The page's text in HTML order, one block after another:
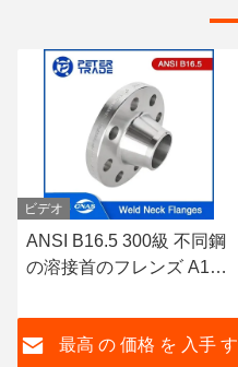
ビデオ
ANSI B16.5 300級 不同鋼
の溶接首のフレンズ A182
面と平面
最高 の 価格 を 入手 す